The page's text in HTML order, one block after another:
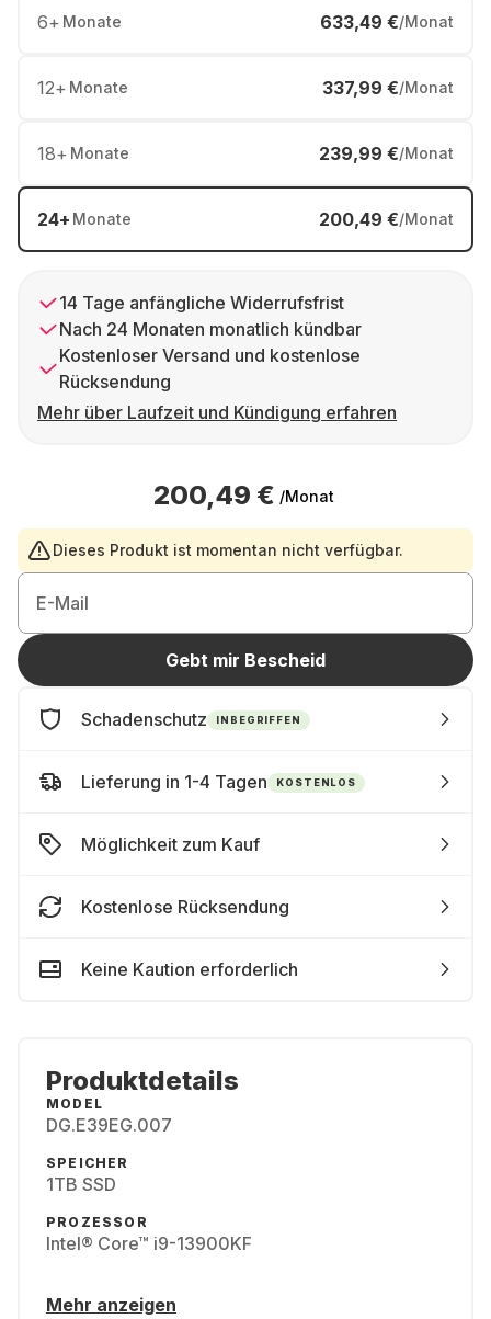
6+ Monate 633,49 €/Monat
12+ Monate 337,99 €/Monat
18+ Monate 239,99 €/Monat
24+ Monate 200,49 €/Monat
14 Tage anfängliche Widerrufsfrist
Nach 24 Monaten monatlich kündbar
Kostenloser Versand und kostenlose
Rücksendung
Mehr über Laufzeit und Kündigung erfahren
200,49 € /Monat
Dieses Produkt ist momentan nicht verfügbar.
E-Mail
Gebt mir Bescheid
Schadenschutz INBEGRIFFEN
Lieferung in 1-4 Tagen KOSTENLOS
Möglichkeit zum Kauf
Kostenlose Rücksendung
Keine Kaution erforderlich
Produktdetails
MODEL
DG.E39EG.007
SPEICHER
1TB SSD
PROZESSOR
Intel® Core™ i9-13900KF
Mehr anzeigen